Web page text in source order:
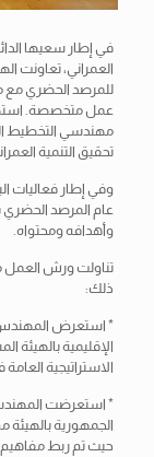
في إطار سعيها
العمراني، تعاونت
للمرصد الحضري مع
عمل متخصصة.
مهندسي التخطيط
تحقيق التنمية
وفي إطار فعاليات
عام المرصد الحضري
وأهدافه ومحتواه.
تناولت ورش العمل
ذلك:
* استعرض المهندس
الإقليمية بالهيئة
الاستراتيجية
* استعرضت
حيث تم ربط مفاهيم